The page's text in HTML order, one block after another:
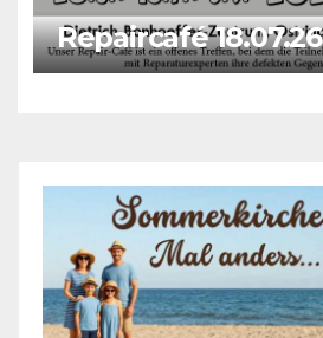
Repaircafé 18.07.26